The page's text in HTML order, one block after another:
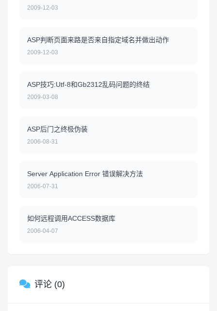
2009-12-03
ASP判断页面来路是否来自指定域名并做出动作
2009-12-03
ASP技巧:Utf-8和Gb2312乱码问题的终结
2009-03-08
ASP后门之终极伪装
2006-08-31
Server Application Error 错误解决方法
2006-07-31
如何远程调用ACCESS数据库
2006-04-07
评论 (0)